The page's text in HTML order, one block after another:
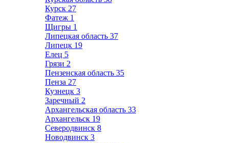
Курск 27
Фатеж 1
Щигры 1
Липецкая область 37
Липецк 19
Елец 5
Грязи 2
Пензенская область 35
Пенза 27
Кузнецк 3
Заречный 2
Архангельская область 33
Архангельск 19
Северодвинск 8
Новодвинск 3